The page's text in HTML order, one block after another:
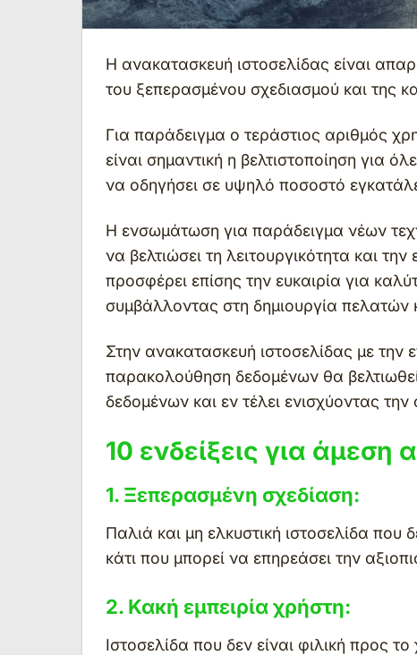
H ανακατασκευή ιστοσελίδας είναι
του ξεπερασμένου σχεδιασμού και της
Για παράδειγμα ο τεράστιος αριθμός
είναι σημαντική η βελτιστοποίηση για
να οδηγήσει σε υψηλό ποσοστό
Η ενσωμάτωση για παράδειγμα νέων
να βελτιώσει τη λειτουργικότητα και
προσφέρει επίσης την ευκαιρία για
συμβάλλοντας στη δημιουργία
Στην ανακατασκευή ιστοσελίδας με
παρακολούθηση δεδομένων θα
δεδομένων και εν τέλει ενισχύοντας
10 ενδείξεις για άμεση
1. Ξεπερασμένη σχεδίαση:
Παλιά και μη ελκυστική ιστοσελίδα που
κάτι που μπορεί να επηρεάσει την
2. Κακή εμπειρία χρήστη:
Ιστοσελίδα που δεν είναι φιλική προς